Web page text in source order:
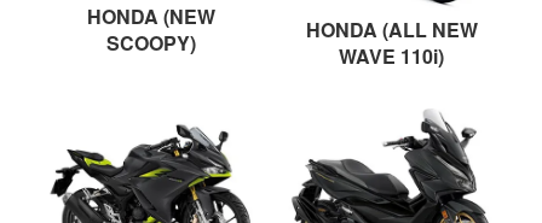
HONDA (NEW
SCOOPY)
HONDA (ALL NEW
WAVE 110i)